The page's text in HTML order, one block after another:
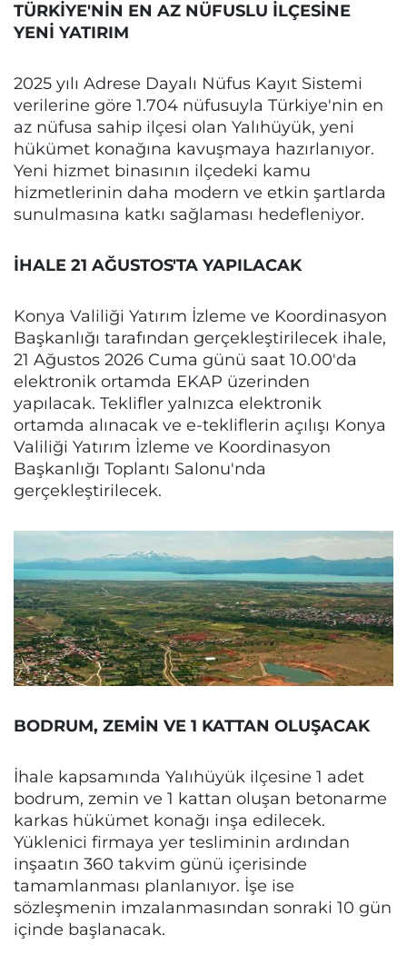
TÜRKİYE'NİN EN AZ NÜFUSLU İLÇESİNE
YENİ YATIRIM
2025 yılı Adrese Dayalı Nüfus Kayıt Sistemi
verilerine göre 1.704 nüfusuyla Türkiye'nin en
az nüfusa sahip ilçesi olan Yalıhüyük, yeni
hükümet konağına kavuşmaya hazırlanıyor.
Yeni hizmet binasının ilçedeki kamu
hizmetlerinin daha modern ve etkin şartlarda
sunulmasına katkı sağlaması hedefleniyor.
İHALE 21 AĞUSTOS'TA YAPILACAK
Konya Valiliği Yatırım İzleme ve Koordinasyon
Başkanlığı tarafından gerçekleştirilecek ihale,
21 Ağustos 2026 Cuma günü saat 10.00'da
elektronik ortamda EKAP üzerinden
yapılacak. Teklifler yalnızca elektronik
ortamda alınacak ve e-tekliflerin açılışı Konya
Valiliği Yatırım İzleme ve Koordinasyon
Başkanlığı Toplantı Salonu'nda
gerçekleştirilecek.
BODRUM, ZEMİN VE 1 KATTAN OLUŞACAK
İhale kapsamında Yalıhüyük ilçesine 1 adet
bodrum, zemin ve 1 kattan oluşan betonarme
karkas hükümet konağı inşa edilecek.
Yüklenici firmaya yer tesliminin ardından
inşaatın 360 takvim günü içerisinde
tamamlanması planlanıyor. İşe ise
sözleşmenin imzalanmasından sonraki 10 gün
içinde başlanacak.